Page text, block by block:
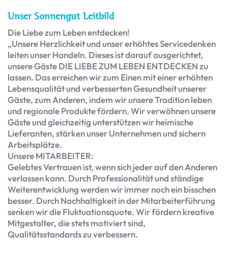
Unser Sonnengut Leitbild
Die Liebe zum Leben entdecken!
„Unsere Herzlichkeit und unser erhöhtes Servicedenken
leiten unser Handeln. Dieses ist darauf ausgerichtet,
unsere Gäste DIE LIEBE ZUM LEBEN ENTDECKEN zu
lassen. Das erreichen wir zum Einen mit einer erhöhten
Lebensqualität und verbesserten Gesundheit unserer
Gäste, zum Anderen, indem wir unsere Tradition leben
und regionale Produkte fördern. Wir verwöhnen unsere
Gäste und gleichzeitig unterstützen wir heimische
Lieferanten, stärken unser Unternehmen und sichern
Arbeitsplätze.
Unsere MITARBEITER:
Gelebtes Vertrauen ist, wenn sich jeder auf den Anderen
verlassen kann. Durch Professionalität und ständige
Weiterentwicklung werden wir immer noch ein bisschen
besser. Durch Nachhaltigkeit in der Mitarbeiterführung
senken wir die Fluktuationsquote. Wir fördern kreative
Mitgestalter, die stets motiviert sind,
Qualitätsstandards zu verbessern.